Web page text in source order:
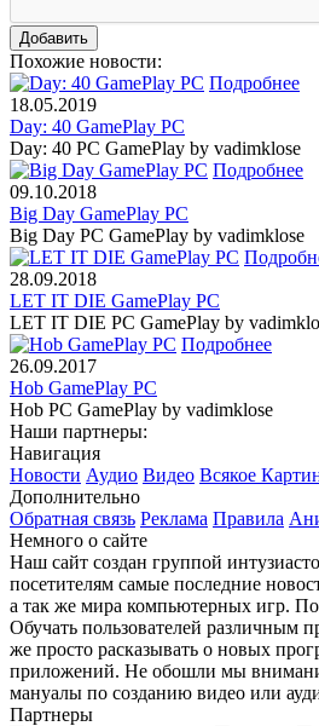
Похожие новости:
Подробнее
18.05.2019
Day: 40 GamePlay PC
Day: 40 PC GamePlay by vadimklose
Подробнее
09.10.2018
Big Day GamePlay PC
Big Day PC GamePlay by vadimklose
28.09.2018
LET IT DIE GamePlay PC
LET IT DIE PC GamePlay by
Подробнее
26.09.2017
Hob GamePlay PC
Hob PC GamePlay by vadimklose
Наши партнеры:
Навигация
Новости Аудио Видео Всякое
Дополнительно
Обратная связь Реклама Правила
Немного о сайте
Наш сайт создан группой
посетителям самые последние
а так же мира компьютерных игр.
Обучать пользователей различным
же просто расказывать о новых
приложений. Не обошли мы
мануалы по созданию видео или
Партнеры